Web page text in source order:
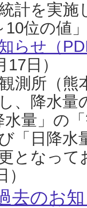
計を実
10位の値
らせ（
日）
測所（熊
、降水
水量」の
「日降
となっ
去のお